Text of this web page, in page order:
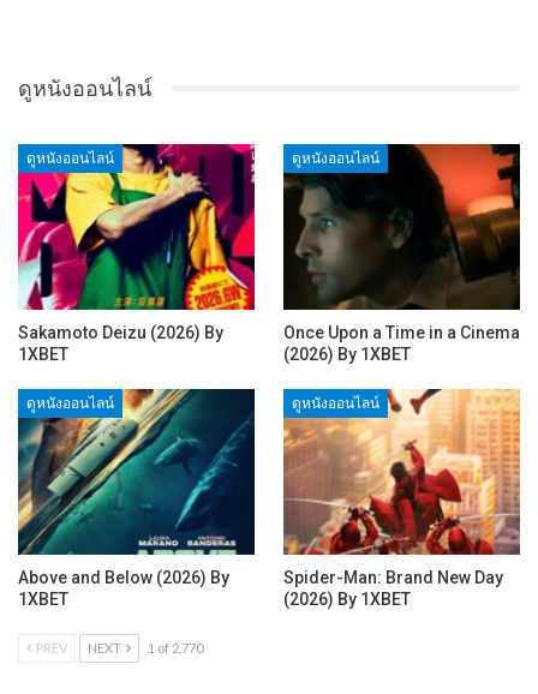
ดูหนังออนไลน์
ดูหนังออนไลน์
Sakamoto Deizu (2026) By
1XBET
ดูหนังออนไลน์
Once Upon a Time in a Cinema
(2026) By 1XBET
ดูหนังออนไลน์
Above and Below (2026) By
1XBET
ดูหนังออนไลน์
Spider-Man: Brand New Day
(2026) By 1XBET
PREV NEXT 1 of 2,770